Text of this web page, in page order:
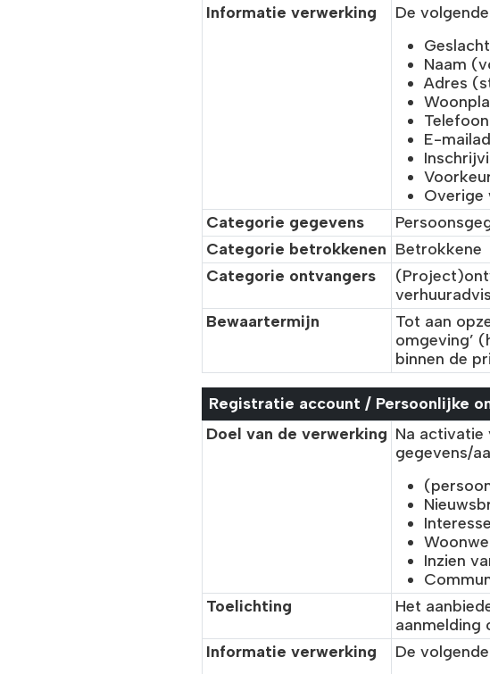
Informatie verwerking
De
Geslacht
Naam
Adres
E-
Overige
Categorie gegevens
Categorie betrokkenen Betrokkene
Categorie ontvangers
Bewaartermijn
Tot aan
omgeving’
binnen de
Registratie account / Persoonlijke
Doel van de verwerking Na activatie
gegevens/
Inzien
Toelichting
Het
aanmelding
Informatie verwerking
De